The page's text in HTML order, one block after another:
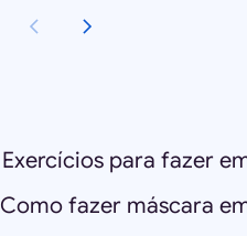
Exercícios para fazer
Como fazer máscara em